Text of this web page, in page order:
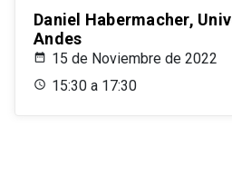
Daniel Habermacher,
Andes
15 de Noviembre de 2022
15:30 a 17:30